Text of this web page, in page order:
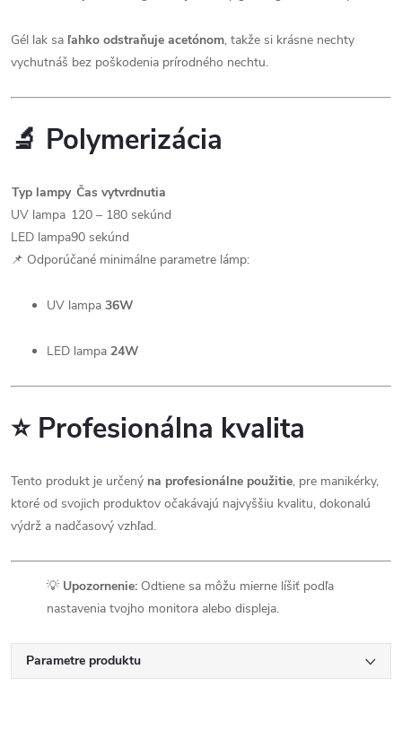
Gél lak sa ľahko odstraňuje acetónom, takže si krásne nechty
vychutnáš bez poškodenia prírodného nechtu.
🔬 Polymerizácia
Typ lampy Čas vytvrdnutia
UV lampa 120 – 180 sekúnd
LED lampa90 sekúnd
📌 Odporúčané minimálne parametre lámp:
UV lampa 36W
LED lampa 24W
⭐ Profesionálna kvalita
Tento produkt je určený na profesionálne použitie, pre manikérky,
ktoré od svojich produktov očakávajú najvyššiu kvalitu, dokonalú
výdrž a nadčasový vzhľad.
💡 Upozornenie: Odtiene sa môžu mierne líšiť podľa
nastavenia tvojho monitora alebo displeja.
Parametre produktu